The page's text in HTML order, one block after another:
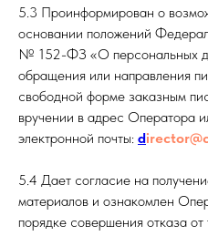
5.3 Проинформирован о
основании положений
№ 152-ФЗ «О персональных
обращения или направления
свободной форме заказным
вручении в адрес Оператора
электронной почты: d
5.4 Дает согласие на
материалов и ознакомлен
порядке совершения отказа от